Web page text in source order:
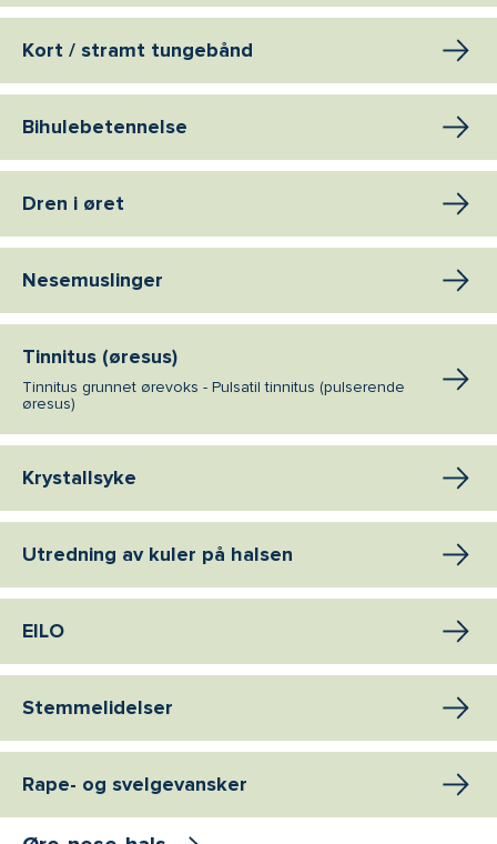
Kort / stramt tungebånd
Bihulebetennelse
Dren i øret
Nesemuslinger
Tinnitus (øresus)
Tinnitus grunnet ørevoks - Pulsatil tinnitus (pulserende
øresus)
Krystallsyke
Utredning av kuler på halsen
EILO
Stemmelidelser
Rape- og svelgevansker